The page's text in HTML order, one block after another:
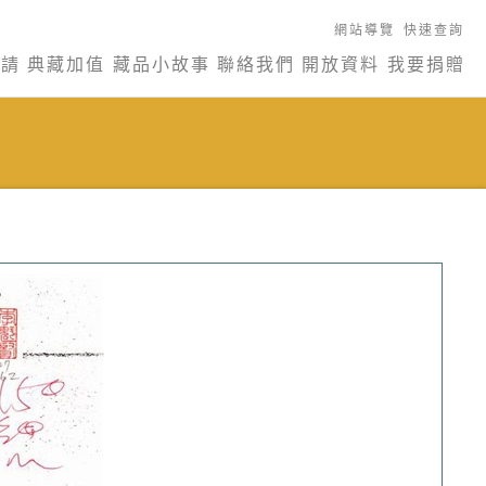
網站導覽 快速查詢
典藏加值 藏品小故事 聯絡我們 開放資料 我要捐贈